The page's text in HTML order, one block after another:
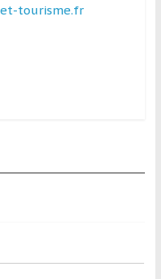
tourisme.fr